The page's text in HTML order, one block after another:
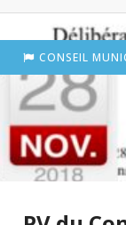
CONSEIL